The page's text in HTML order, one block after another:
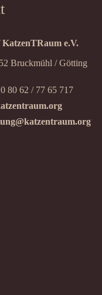
e.V.
Bruckmühl / Götting
80 62 / 77 65 717